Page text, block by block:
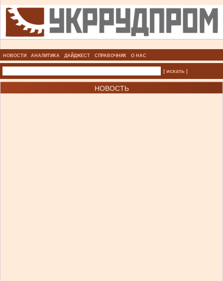
НОВОСТИ АНАЛИТИКА ДАЙДЖЕСТ СПРАВОЧНИК О НАС
| искать |
НОВОСТЬ